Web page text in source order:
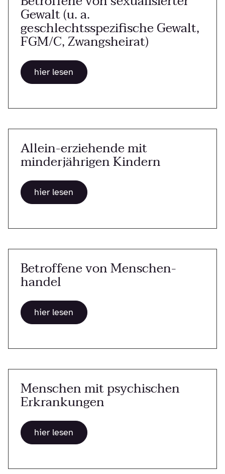
Gewalt (u. a.
geschlechtsspezifische Gewalt,
FGM/C, Zwangsheirat)
hier lesen
Allein-erziehende mit
minderjährigen Kindern
hier lesen
Betroffene von Menschen-
handel
hier lesen
Menschen mit psychischen
Erkrankungen
hier lesen